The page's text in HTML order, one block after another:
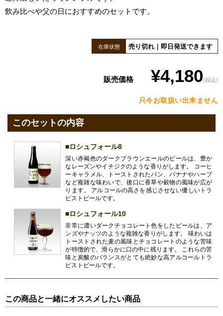
飲み比べや父の日におすすめのセットです。
在庫状態 売り切れ｜即日発送できます
販売価格¥4,180(税込)
只今お取扱い出来ません
このセットの内容
■ロシュフォール8
深い赤褐色のダークブラウンエールのビールは、豊か
なレーズンやイチジクのような香りがします。 コーヒ
ーキャラメル、トーストされたパン、バナナやハーブ
など複雑な味わいで、後口に香草や穀物の風味が広が
ります。 アルコールの高さを感じさせない優しいトラ
ピストビールです。
■ロシュフォール10
非常に濃いダークチョコレート色をしたビールは、ア
ンズやナッツのような複雑な香りがします。 味わいは
トーストされた麦の風味とチョコレートのような苦味
が特徴的で、滑らかに口の中に残ります。 これらの苦
味と炭酸のバランスがとても絶妙な高アルコールトラ
ピストビールです。
この商品と一緒にオススメしたい商品